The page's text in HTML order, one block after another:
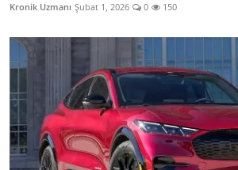
Kronik Uzmanı Şubat 1, 2026 0 150